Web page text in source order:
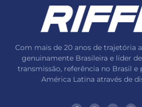
Com mais de 20 anos de trajetória
genuinamente Brasileira e líder
transmissão, referência no Brasil e
América Latina através de